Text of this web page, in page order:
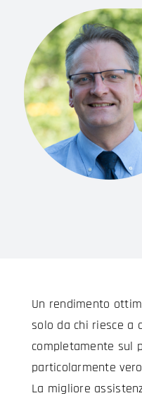
Un rendimento
solo da chi riesce a
completamente sul
particolarmente
La migliore